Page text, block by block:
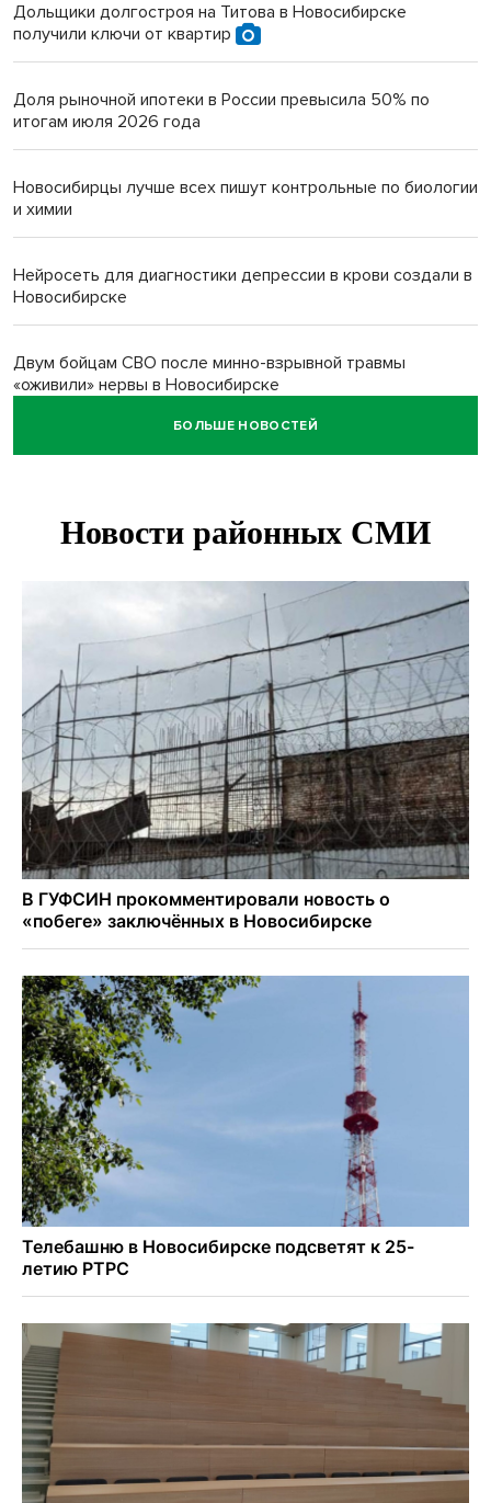
Дольщики долгостроя на Титова в Новосибирске
получили ключи от квартир
Доля рыночной ипотеки в России превысила 50% по
итогам июля 2026 года
Новосибирцы лучше всех пишут контрольные по биологии
и химии
Нейросеть для диагностики депрессии в крови создали в
Новосибирске
Двум бойцам СВО после минно-взрывной травмы
«оживили» нервы в Новосибирске
БОЛЬШЕ НОВОСТЕЙ